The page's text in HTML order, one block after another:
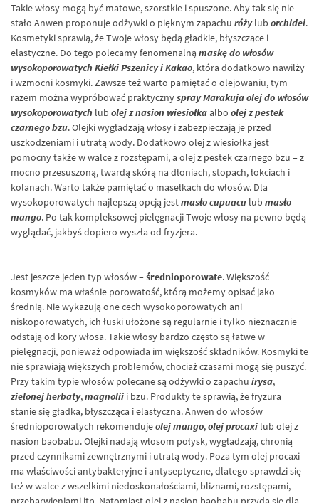
Takie włosy mogą być matowe, szorstkie i spuszone. Aby tak się nie
stało Anwen proponuje odżywki o pięknym zapachu różylub orchidei.
Kosmetyki sprawią, że Twoje włosy będą gładkie, błyszczące i
elastyczne. Do tego polecamy fenomenalną maskę do włosów
wysokoporowatych Kiełki Pszenicy i Kakao, która dodatkowo nawilży
i wzmocni kosmyki. Zawsze też warto pamiętać o olejowaniu, tym
razem można wypróbować praktycznyspray Marakuja olej do włosów
wysokoporowatych lub olej z nasion wiesiołkaalbo olej z pestek
czarnego bzu. Olejki wygładzają włosy i zabezpieczają je przed
uszkodzeniami i utratą wody. Dodatkowo olej z wiesiołka jest
pomocny także w walce z rozstępami, a olej z pestek czarnego bzu – z
mocno przesuszoną, twardą skórą na dłoniach, stopach, łokciach i
kolanach. Warto także pamiętać o masełkach do włosów. Dla
wysokoporowatych najlepszą opcją jestmasło cupuacu lub masło
mango. Po tak kompleksowej pielęgnacji Twoje włosy na pewno będą
wyglądać, jakbyś dopiero wyszła od fryzjera.
Jest jeszcze jeden typ włosów –średnioporowate. Większość
kosmyków ma właśnie porowatość, którą możemy opisać jako
średnią. Nie wykazują one cech wysokoporowatych ani
niskoporowatych, ich łuski ułożone są regularnie i tylko nieznacznie
odstają od kory włosa. Takie włosy bardzo często są łatwe w
pielęgnacji, ponieważ odpowiada im większość składników. Kosmyki te
nie sprawiają większych problemów, chociaż czasami mogą się puszyć.
Przy takim typie włosów polecane są odżywki o zapachu irysa,
zielonej herbaty,magnolii i bzu. Produkty te sprawią, że fryzura
stanie się gładka, błyszcząca i elastyczna. Anwen do włosów
średnioporowatych rekomendujeolej mango,olej procaxi lub olej z
nasion baobabu. Olejki nadają włosom połysk, wygładzają, chronią
przed czynnikami zewnętrznymi i utratą wody. Poza tym olej procaxi
ma właściwości antybakteryjne i antyseptyczne, dlatego sprawdzi się
też w walce z wszelkimi niedoskonałościami, bliznami, rozstępami,